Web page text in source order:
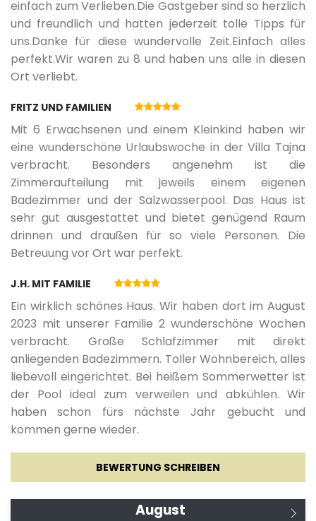
einfach zum Verlieben.Die Gastgeber sind so herzlich
und freundlich und hatten jederzeit tolle Tipps für
uns.Danke für diese wundervolle Zeit.Einfach alles
perfekt.Wir waren zu 8 und haben uns alle in diesen
Ort verliebt.
FRITZ UND FAMILIEN
Mit 6 Erwachsenen und einem Kleinkind haben wir
eine wunderschöne Urlaubswoche in der Villa Tajna
verbracht. Besonders angenehm ist die
Zimmeraufteilung mit jeweils einem eigenen
Badezimmer und der Salzwasserpool. Das Haus ist
sehr gut ausgestattet und bietet genügend Raum
drinnen und draußen für so viele Personen. Die
Betreuung vor Ort war perfekt.
J.H. MIT FAMILIE
Ein wirklich schönes Haus. Wir haben dort im August
2023 mit unserer Familie 2 wunderschöne Wochen
verbracht. Große Schlafzimmer mit direkt
anliegenden Badezimmern. Toller Wohnbereich, alles
liebevoll eingerichtet. Bei heißem Sommerwetter ist
der Pool ideal zum verweilen und abkühlen. Wir
haben schon fürs nächste Jahr gebucht und
kommen gerne wieder.
BEWERTUNG SCHREIBEN
August